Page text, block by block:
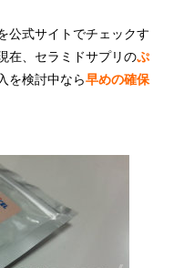
公式サイトでチェックす
在、セラミドサプリのぷ
を検討中なら早めの確保